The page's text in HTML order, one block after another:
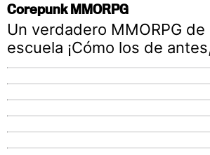
Corepunk MMORPG
Un verdadero MMORPG de
escuela ¡Cómo los de